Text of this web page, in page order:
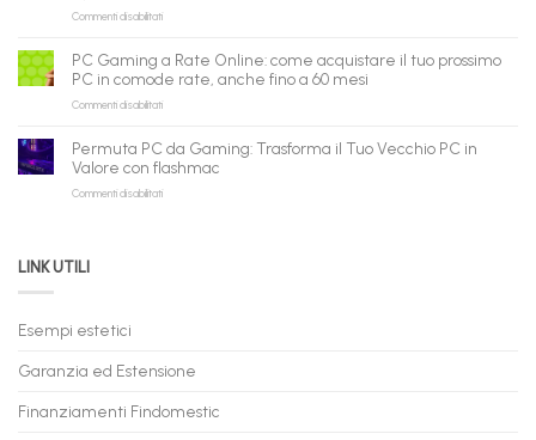
assistente
può
fare
shopping
qui
nuova
B2B
flashmac
per
rivenditori
Commenti disabilitatisu
Gaming
in
Pronta
Consegna
Nuovi
Ricondizionati,
Spedizione
PC Gaming a Rate Online: come acquistare il tuo prossimo
PC in comode rate, anche fino a 60 mesi
Commenti disabilitatisu
Gaming
a
Rate
Online:
anche
a
Permuta PC da Gaming: Trasforma il Tuo Vecchio PC in
Valore con flashmac
Commenti disabilitatisu
in
con
LINK UTILI
Esempi estetici
Garanzia ed Estensione
Finanziamenti Findomestic